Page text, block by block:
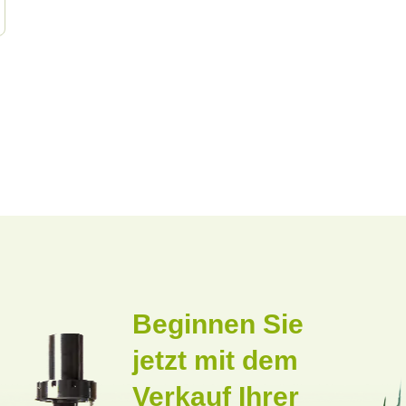
Beginnen Sie
jetzt mit dem
Verkauf Ihrer